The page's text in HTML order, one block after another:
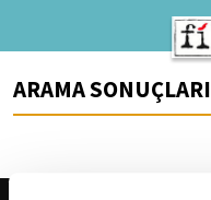
ARAMA SONUÇLARI